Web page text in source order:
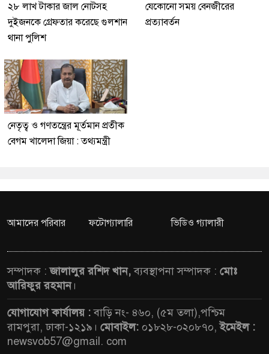
২৮ লাখ টাকার জাল নোটসহ
দুইজনকে গ্রেফতার করেছে গুলশান
থানা পুলিশ
যেকোনো সময় বেনজীরের
প্রত্যাবর্তন
নেতৃত্ব ও গণতন্ত্রের মূর্তমান প্রতীক
বেগম খালেদা জিয়া : তথ্যমন্ত্রী
আমাদের পরিবার ফটোগ্যালারি ভিডিও গ্যালারী
সম্পাদক :জালালুর রশিদ খান,ব্যবস্থাপনা সম্পাদক : মোঃ
আরিফুর রহমান।
যোগাযোগ কার্যালয় :বাড়ি নং- ৪৬০, (৫ম তলা),পশ্চিম
রামপুরা, ঢাকা-১২১৯। মোবাইল: ০১৮২৮-০২০৮৭০,ইমেইল :
newsvob57@gmail. com